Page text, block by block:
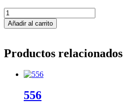
558
cantidad
Añadir al carrito
Productos relacionados
556